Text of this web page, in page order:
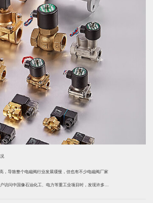
，导致整个电磁阀行业发展缓慢，但也有不少电磁阀厂家
访问中国像石油化工、电力等重工业项目时，发现许多项